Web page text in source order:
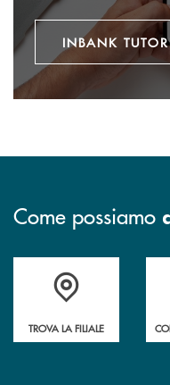
INBANK
Come possiamo
Accedi all' elenco completo
TROVA LA FILIALE